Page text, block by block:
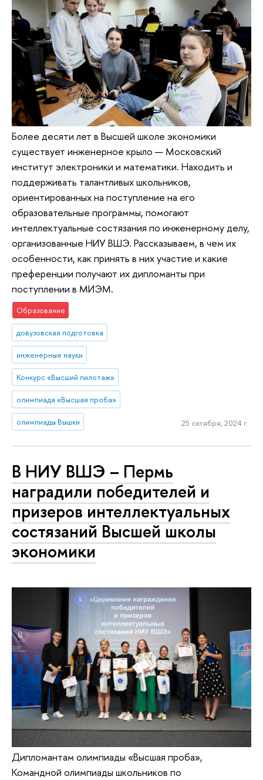
Более десяти лет в Высшей школе экономики
существует инженерное крыло — Московский
институт электроники и математики. Находить и
поддерживать талантливых школьников,
ориентированных на поступление на его
образовательные программы, помогают
интеллектуальные состязания по инженерному делу,
организованные НИУ ВШЭ. Рассказываем, в чем их
особенности, как принять в них участие и какие
преференции получают их дипломанты при
поступлении в МИЭМ.
Образование
довузовская подготовка
инженерные науки
Конкурс «Высший пилотаж»
олимпиада «Высшая проба»
олимпиады Вышки 25 октября, 2024 г.
В НИУ ВШЭ – Пермь
наградили победителей и
призеров интеллектуальных
состязаний Высшей школы
экономики
Дипломантам олимпиады «Высшая проба»,
Командной олимпиады школьников по